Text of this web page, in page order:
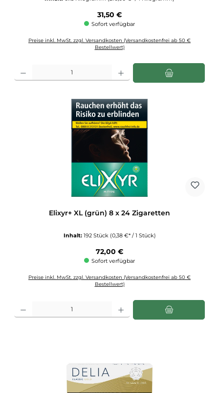
Regulärer Preis:
31,50 €
Sofort verfügbar
Preise inkl. MwSt. zzgl. Versandkosten (Versandkostenfrei ab 50 €
Bestellwert)
Produkt Anzahl: Gib den gewünschten Wert ein oder benutze die Schaltflächen
Elixyr+ XL (grün) 8 x 24 Zigaretten
Inhalt: 192 Stück (0,38 €* / 1 Stück)
Regulärer Preis:
72,00 €
Sofort verfügbar
Preise inkl. MwSt. zzgl. Versandkosten (Versandkostenfrei ab 50 €
Bestellwert)